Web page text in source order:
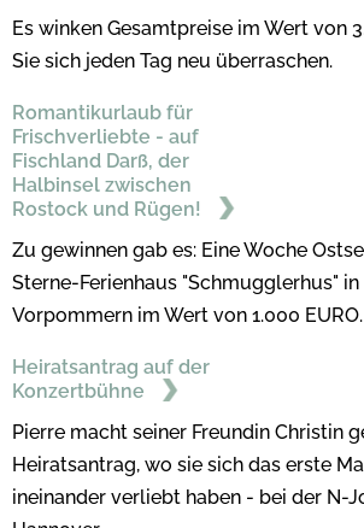
Es winken Gesamtpreise im Wert von
Sie sich jeden Tag neu überraschen.
Romantikurlaub für
Frischverliebte - auf
Fischland Darß, der
Halbinsel zwischen
Rostock und Rügen!
Zu gewinnen gab es: Eine Woche
Sterne-Ferienhaus "Schmugglerhus"
Vorpommern im Wert von 1.000 EURO.
Heiratsantrag auf der
Konzertbühne
Pierre macht seiner Freundin Christin
Heiratsantrag, wo sie sich das erste
ineinander verliebt haben - bei der N-